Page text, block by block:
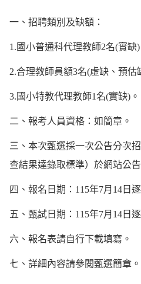
一、招聘類別及缺額：
1.國小普通科代理教師2名(實缺)
2.合理教師員額3名(虛缺、預估
3.國小特教代理教師1名(實缺)。
二、報考人員資格：如簡章。
三、本次甄選採一次公告分次
查結果達錄取標準）於網站公
四、報名日期：115年7月14日
五、甄試日期：115年7月14日
六、報名表請自行下載填寫。
七、詳細內容請參閱甄選簡章。